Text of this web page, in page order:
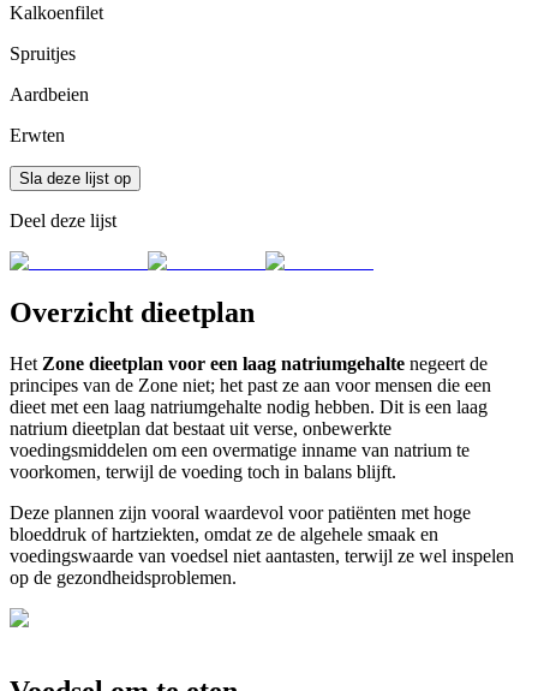
Kalkoenfilet
Spruitjes
Aardbeien
Erwten
Sla deze lijst op
Deel deze lijst
Overzicht dieetplan
Het Zone dieetplan voor een laag natriumgehalte negeert de
principes van de Zone niet; het past ze aan voor mensen die een
dieet met een laag natriumgehalte nodig hebben. Dit is een laag
natrium dieetplan dat bestaat uit verse, onbewerkte
voedingsmiddelen om een overmatige inname van natrium te
voorkomen, terwijl de voeding toch in balans blijft.
Deze plannen zijn vooral waardevol voor patiënten met hoge
bloeddruk of hartziekten, omdat ze de algehele smaak en
voedingswaarde van voedsel niet aantasten, terwijl ze wel inspelen
op de gezondheidsproblemen.